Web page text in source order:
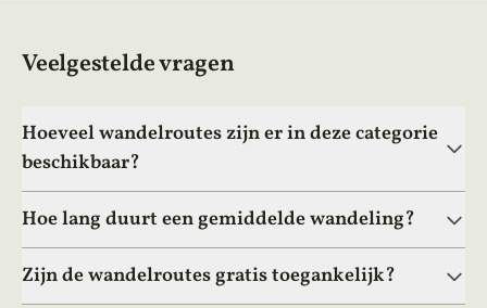
Veelgestelde vragen
Hoeveel wandelroutes zijn er in deze categorie
beschikbaar?
Hoe lang duurt een gemiddelde wandeling?
Zijn de wandelroutes gratis toegankelijk?